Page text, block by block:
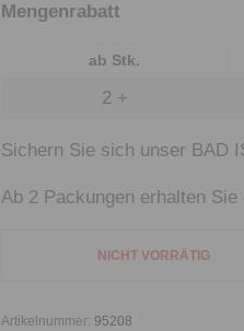
Mengenrabatt
ab Stk.
2 +
Sichern Sie sich unser BAD
Ab 2 Packungen erhalten
NICHT VORRÄTIG
Artikelnummer: 95208